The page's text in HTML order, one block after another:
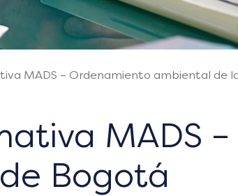
MADS – Ordenamiento ambiental de
MADS
Bogotá